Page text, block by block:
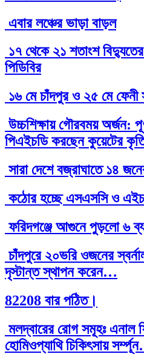
এবার লঞ্চের ভাড়া বাড়ল
১৭ থেকে ২১ শতাংশ
পিডিবির
১৬ মে চাঁদপুর ও ২৫ মে ফেনী
উচ্চশিক্ষায় গৌরবময় অর্জন:
পিএইচডি করছেন কুয়েটের
সারা দেশে বজ্রাঘাতে ১৪
কঠোর হচ্ছে এসএসসি ও
ফরিদগঞ্জে আগুনে পুড়লো ৬
চাঁদপুরে ২০ভরি ওজনের
দৃস্টান্ত স্থাপন করেন…
82208 বার পঠিত।
মলদ্বারের রোগ সমূহঃ এনাল
হোমিওপ্যাথি চিকিৎসায়